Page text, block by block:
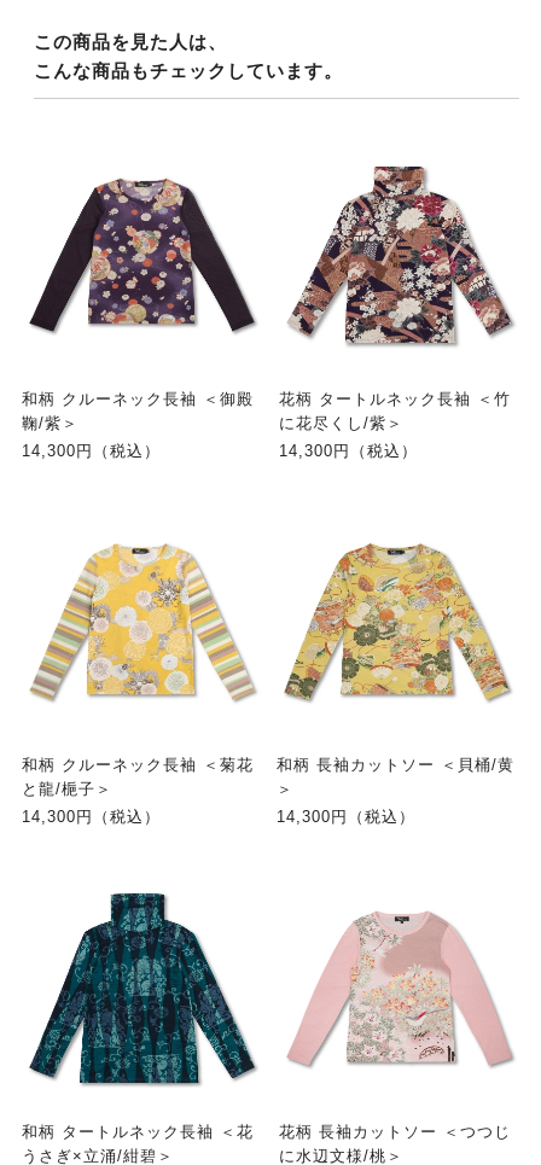
この商品を見た人は、
こんな商品もチェックしています。
和柄 クルーネック長袖 ＜御殿
鞠/紫＞
14,300円（税込）
花柄 タートルネック長袖 ＜竹
に花尽くし/紫＞
14,300円（税込）
和柄 クルーネック長袖 ＜菊花
と龍/梔子＞
14,300円（税込）
和柄 長袖カットソー ＜貝桶/黄
＞
14,300円（税込）
和柄 タートルネック長袖 ＜花
うさぎ×立涌/紺碧＞
花柄 長袖カットソー ＜つつじ
に水辺文様/桃＞